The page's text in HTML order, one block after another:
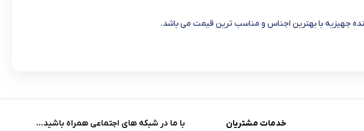
جهیزیه با بهترین اجناس و مناسب ترین قیمت می باشد.
خدمات مشتریان با ما در شبکه های اجتماعی همراه باشید...